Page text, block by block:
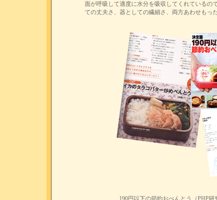
面が呼吸して適度に水分を吸収してくれているの
ての丈夫さ、器としての繊細さ、両方あわせもっ